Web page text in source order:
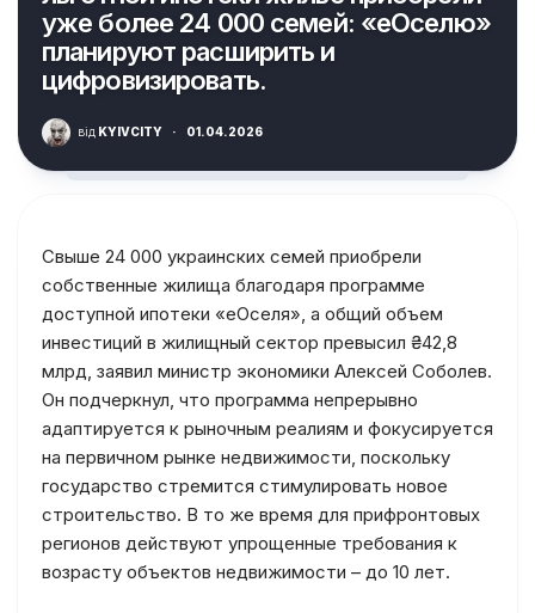
уже более 24 000 семей: «еОселю»
планируют расширить и
цифровизировать.
від KYIVCITY · 01.04.2026
Свыше 24 000 украинских семей приобрели
собственные жилища благодаря программе
доступной ипотеки «еОселя», а общий объем
инвестиций в жилищный сектор превысил ₴42,8
млрд, заявил министр экономики Алексей Соболев.
Он подчеркнул, что программа непрерывно
адаптируется к рыночным реалиям и фокусируется
на первичном рынке недвижимости, поскольку
государство стремится стимулировать новое
строительство. В то же время для прифронтовых
регионов действуют упрощенные требования к
возрасту объектов недвижимости – до 10 лет.